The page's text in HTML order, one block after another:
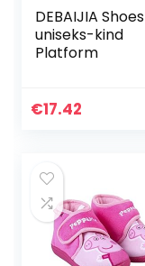
DEBAIJIA Shoes
uniseks-kind
Platform
€17.42